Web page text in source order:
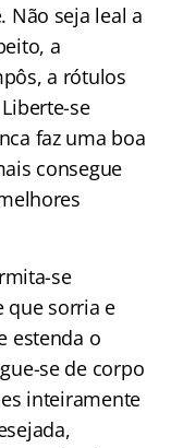
Não seja leal a
a
a rótulos
se
faz uma boa
consegue
se
que sorria e
estenda o
se de corpo
inteiramente